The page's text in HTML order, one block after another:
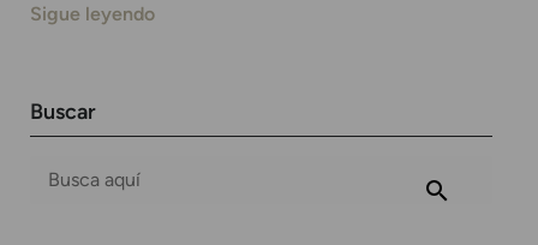
Sigue leyendo
Buscar